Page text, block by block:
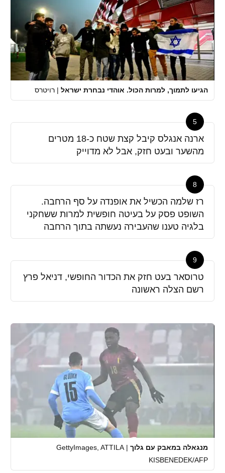
הגיעו לתמוך, למרות הכול. אוהדי נבחרת ישראל | רויטרס
5
ארנה אנגלס קיבל קצת שטח כ-18 מטרים
מהשער ובעט חזק, אבל לא מדוייק
8
רז שלמה הכשיל את אופנדה על סף הרחבה.
השופט פסק על בעיטה חופשית למרות ששחקני
בלגיה טענו שהעבירה נעשתה בתוך הרחבה
9
טרוסאר בעט חזק את הכדור החופשי, דניאל פרץ
רשם הצלה ראשונה
מנגאלה במאבק עם גלוך |
GettyImages, ATTILA
KISBENEDEK/AFP